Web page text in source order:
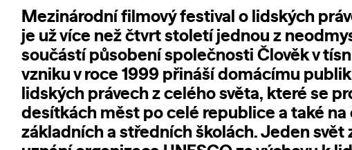
Mezinárodní filmový festival o lidských
je už více než čtvrt století jednou z
součástí působení společnosti Člověk v
vzniku v roce 1999 přináší domácímu
lidských právech z celého světa, které se
desítkách měst po celé republice a také na
základních a středních školách. Jeden svět